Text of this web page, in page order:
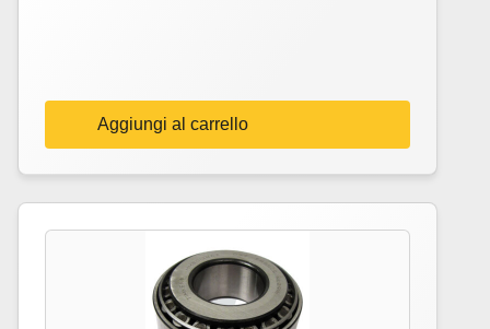
Aggiungi al carrello